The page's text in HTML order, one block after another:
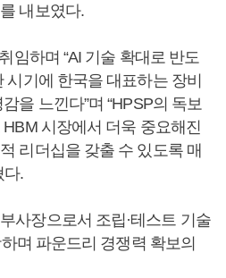
내보였다.
임하며 “AI 기술 확대로 반도
시기에 한국을 대표하는 장비
을 느낀다”며 “HPSP의 독보
시장에서 더욱 중요해진
리더십을 갖출 수 있도록 매
다.
사장으로서 조립·테스트 기술
며 파운드리 경쟁력 확보의